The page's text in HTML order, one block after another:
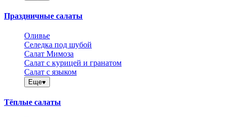
Праздничные салаты
Оливье
Селедка под шубой
Салат Мимоза
Салат с курицей и гранатом
Салат с языком
Еще
Тёплые салаты